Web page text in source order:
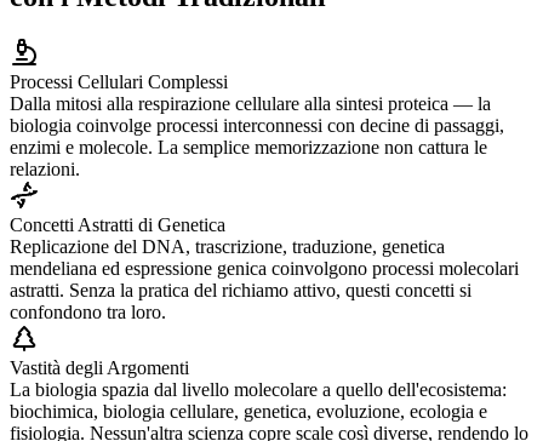
Processi Cellulari Complessi
Dalla mitosi alla respirazione cellulare alla sintesi proteica — la
biologia coinvolge processi interconnessi con decine di passaggi,
enzimi e molecole. La semplice memorizzazione non cattura le
relazioni.
Concetti Astratti di Genetica
Replicazione del DNA, trascrizione, traduzione, genetica
mendeliana ed espressione genica coinvolgono processi molecolari
astratti. Senza la pratica del richiamo attivo, questi concetti si
confondono tra loro.
Vastità degli Argomenti
La biologia spazia dal livello molecolare a quello dell'ecosistema:
biochimica, biologia cellulare, genetica, evoluzione, ecologia e
fisiologia. Nessun'altra scienza copre scale così diverse, rendendo lo